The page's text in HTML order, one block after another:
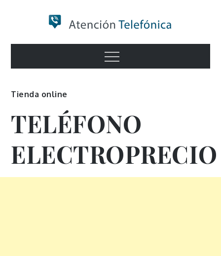
Numero de
Información
Menu
Tienda online
TELÉFONO
ELECTROPRECIO